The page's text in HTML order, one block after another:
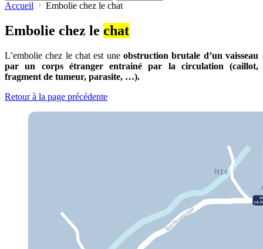
Accueil Embolie chez le chat
Embolie chez le chat
L’embolie chez le chat est une obstruction brutale d’un vaisseau
par un corps étranger entrainé par la circulation (caillot,
fragment de tumeur, parasite, …).
Retour à la page précédente